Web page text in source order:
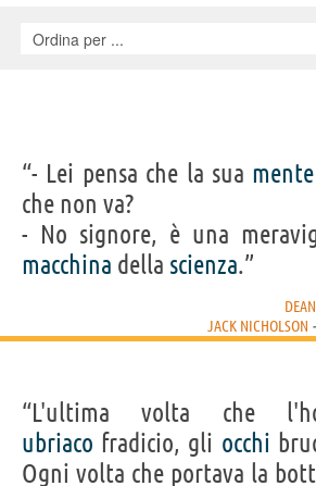
Landers, Tom McCall, James V. Shore, Saul
“- Lei pensa che la sua mente
che non va?
- No signore, è una
macchina della scienza.”
JACK NICHOLSON
“L'ultima volta che
ubriaco fradicio, gli occhi
Ogni volta che portava la